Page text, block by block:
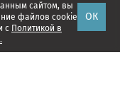
сайтом, вы
файлов cookie
с Политикой в
ОК